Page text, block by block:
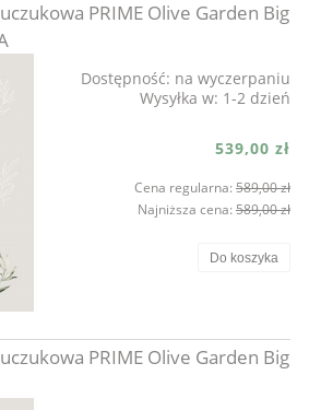
PRIME Olive Garden Big
Dostępność: na wyczerpaniu
Wysyłka w: 1-2 dzień
539,00 zł
Cena regularna: 589,00 zł
Najniższa cena: 589,00 zł
Do koszyka
PRIME Olive Garden Big